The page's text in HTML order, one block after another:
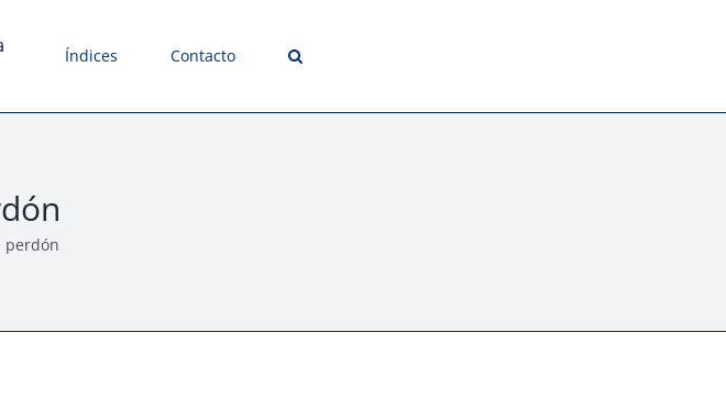
Índices Contacto
perdón